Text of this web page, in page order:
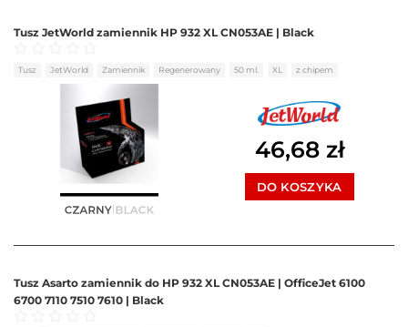
Tusz JetWorld zamiennik HP 932 XL CN053AE | Black
Oceniono0 na 5
Tusz JetWorld Zamiennik Regenerowany 50 ml. XL z chipem
46,68 zł
DO KOSZYKA
Tusz Asarto zamiennik do HP 932 XL CN053AE | OfficeJet 6100
6700 7110 7510 7610 | Black